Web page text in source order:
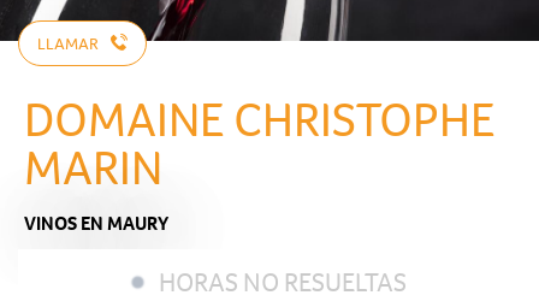
LLAMAR
DOMAINE CHRISTOPHE
MARIN
VINOSEN MAURY
HORAS NO RESUELTAS